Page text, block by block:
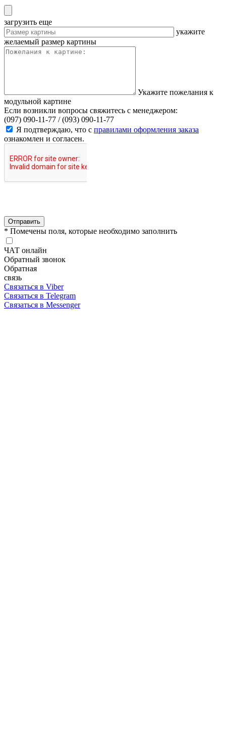
загрузить еще
укажите
желаемый размер картины
Укажите пожелания к
модульной картине
Если возникли вопросы свяжитесь с менеджером:
(097) 090-11-77 /(093) 090-11-77
Я подтверждаю, что с правилами оформления заказа
ознакомлен и согласен.
Отправить
* Помечены поля, которые необходимо заполнить
ЧАТ онлайн
Обратный звонок
Обратная
связь
Связаться в Viber
Связаться в Telegram
Связаться в Messenger